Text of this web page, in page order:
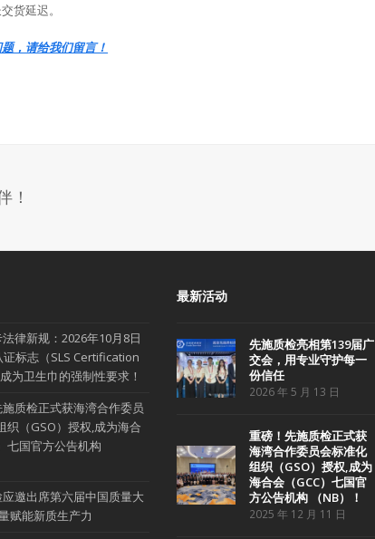
货延迟。
，请给我们留言！
！
律新规：2026年10月8日
证标志（SLS Certification
为卫生巾的强制性要求！
质检正式获海湾合作委员
织（GSO）授权,成为海合
七国官方公告机构
邀出席第六届中国质量大
赋能新质生产力
最新活动
先施质检亮相第139届广
交会，用专业守护每一
份信任
2026 年 5 月 13 日
重磅！先施质检正式获
海湾合作委员会标准化
组织（GSO）授权,成为
海合会（GCC）七国官
方公告机构 （NB）！
2025 年 12 月 11 日